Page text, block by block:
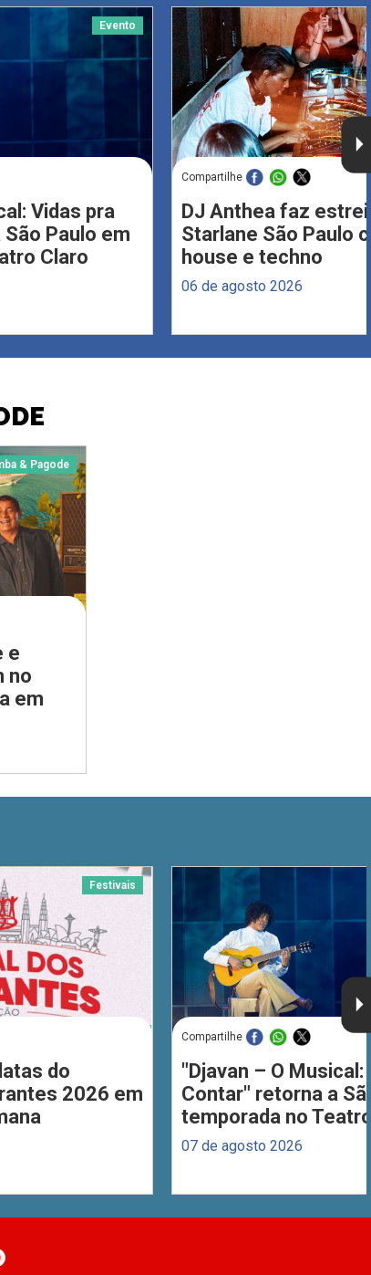
Evento
Vidas pra
Paulo em
Claro
Compartilhe
DJ Anthea faz
Starlane São Paulo
house e techno
06 de agosto 2026
& Pagode
e
no
em
Festivais
do
2026 em
Compartilhe
"Djavan – O Musical:
Contar" retorna a
temporada no
07 de agosto 2026